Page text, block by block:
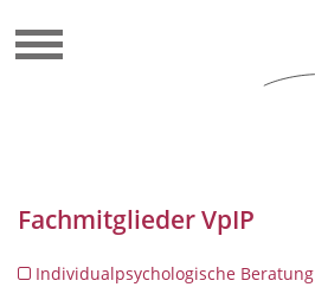
Fachmitglieder VpIP
Individualpsychologische Beratung